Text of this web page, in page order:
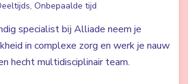
Onbepaalde tijd
specialist bij Alliade neem je
in complexe zorg en werk je nauw
hecht multidisciplinair team.